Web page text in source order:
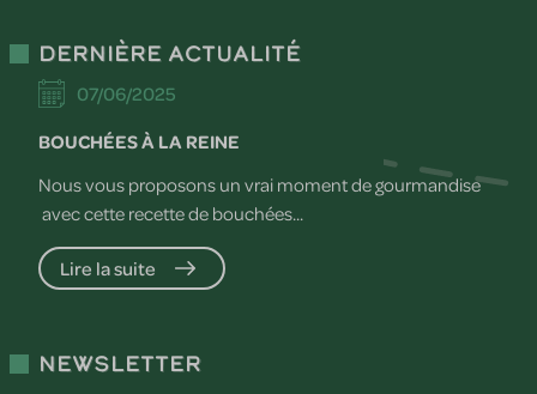
Dernière actualité
07/06/2025
BOUCHÉES À LA REINE
Nous vous proposons un vrai moment de gourmandise
avec cette recette de bouchées...
Lire la suite
Newsletter